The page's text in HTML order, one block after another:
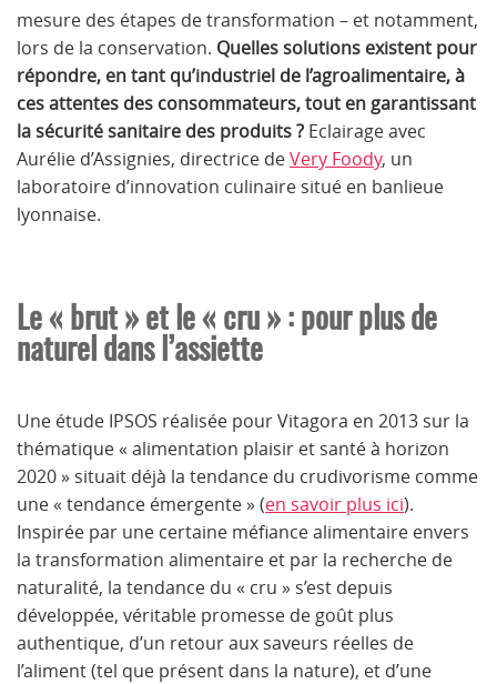
mesure des étapes de transformation – et notamment,
lors de la conservation. Quelles solutions existent pour
répondre, en tant qu’industriel de l’agroalimentaire, à
ces attentes des consommateurs, tout en garantissant
la sécurité sanitaire des produits ? Eclairage avec
Aurélie d’Assignies, directrice deVery Foody, un
laboratoire d’innovation culinaire situé en banlieue
lyonnaise.
Le « brut » et le « cru » : pour plus de
naturel dans l’assiette
Une étude IPSOS réalisée pour Vitagora en 2013 sur la
thématique « alimentation plaisir et santé à horizon
2020 » situait déjà la tendance du crudivorisme comme
une « tendance émergente » (en savoir plus ici).
Inspirée par une certaine méfiance alimentaire envers
la transformation alimentaire et par la recherche de
naturalité, la tendance du « cru » s’est depuis
développée, véritable promesse de goût plus
authentique, d’un retour aux saveurs réelles de
l’aliment (tel que présent dans la nature), et d’une